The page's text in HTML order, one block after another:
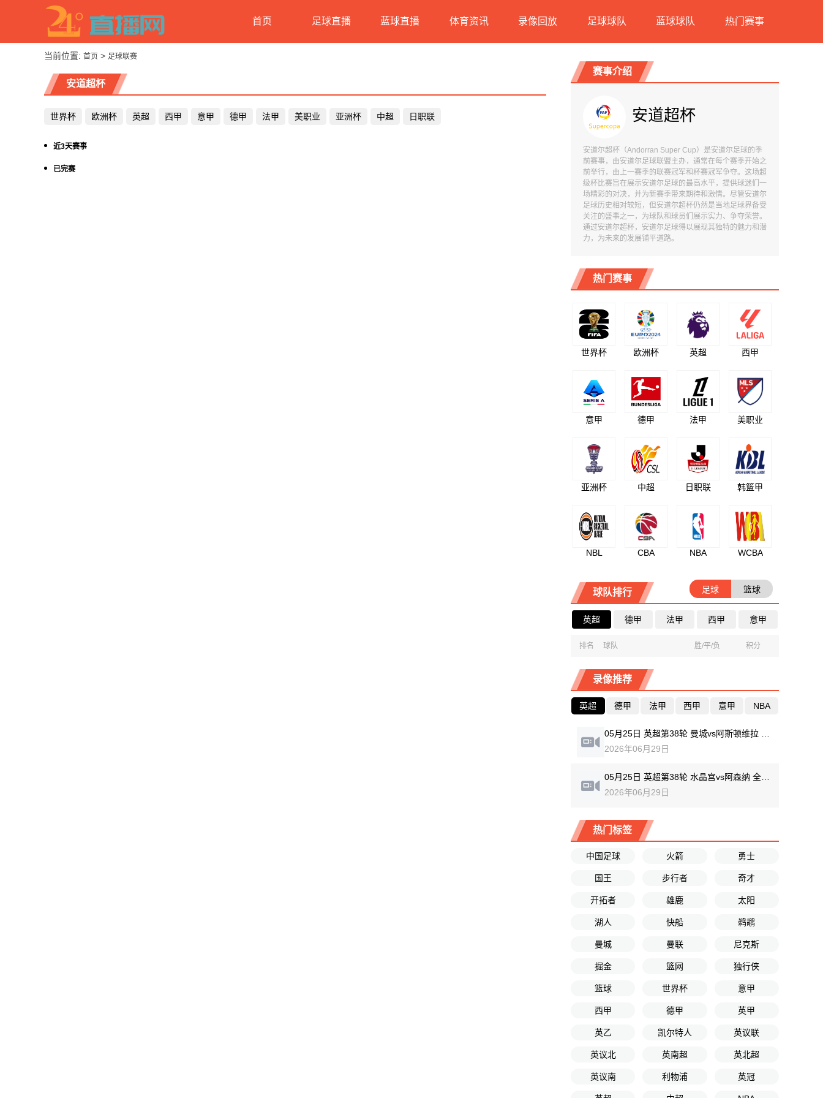
首页 足球直播 蓝球直播 体育资讯 录像回放 足球球队 蓝球球队 热门赛事
当前位置: 首页 > 足球联赛
安道超杯
世界杯 欧洲杯 英超 西甲 意甲 德甲 法甲 美职业 亚洲杯 中超 日职联
近3天赛事
已完赛
赛事介绍
安道超杯
安道尔超杯（Andorran Super Cup）是安道尔足球的季
前赛事，由安道尔足球联盟主办，通常在每个赛季开始之
前举行，由上一赛季的联赛冠军和杯赛冠军争夺。这场超
级杯比赛旨在展示安道尔足球的最高水平，提供球迷们一
场精彩的对决，并为新赛季带来期待和激情。尽管安道尔
足球历史相对较短，但安道尔超杯仍然是当地足球界备受
关注的盛事之一，为球队和球员们展示实力、争夺荣誉。
通过安道尔超杯，安道尔足球得以展现其独特的魅力和潜
力，为未来的发展铺平道路。
热门赛事
世界杯 欧洲杯 英超 西甲
意甲 德甲 法甲 美职业
亚洲杯 中超 日职联 韩篮甲
NBL CBA NBA WCBA
球队排行 足球 篮球
英超 德甲 法甲 西甲 意甲
排名 球队 胜/平/负 积分
录像推荐
英超 德甲 法甲 西甲 意甲 NBA
2026年06月29日
05月25日 英超第38轮 水晶宫vs阿森纳 全场录像回放
2026年06月29日
热门标签
中国足球 火箭 勇士
国王 步行者 奇才
开拓者 雄鹿 太阳
湖人 快船 鹈鹕
曼城 曼联 尼克斯
掘金 篮网 独行侠
篮球 世界杯 意甲
西甲 德甲 英甲
英乙 凯尔特人 英议联
英议北 英南超 英北超
英议南 利物浦 英冠